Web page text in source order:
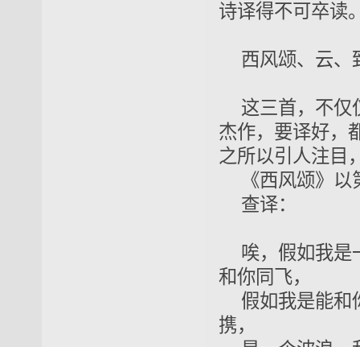
诗译得不可卒读
西风颂、云、
这三首，不仅
杰作，要译好，
之所以引人注目
《西风颂》 以
查译
唉，假如我
和你同飞，
假如我是能
携，